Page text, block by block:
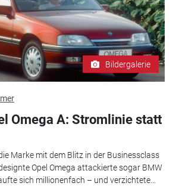
Bildergalerie
Omega A: Stromlinie statt
Marke mit dem Blitz in der Businessclass
Opel Omega attackierte sogar BMW
sich millionenfach – und verzichtete...